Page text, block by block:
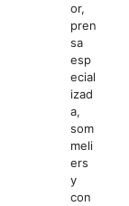
or,
pren
sa
esp
ecial
izad
a,
som
meli
ers
y
con